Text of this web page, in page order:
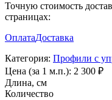
Точную стоимость
страницах:
ОплатаДоставка
Категория: Профили с
Цена (за 1 м.п.): 2 300 ₽
Длина, см
Количество